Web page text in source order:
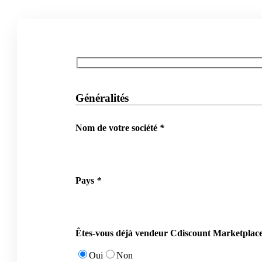
Généralités
Nom de votre société *
Pays *
Êtes-vous déjà vendeur Cdiscount
Oui Non